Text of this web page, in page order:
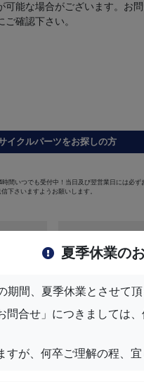
可能な場合がございます。お
ご確認下さい。
イクルパーツをお探しの方
時間いつでも受付中！当日及び翌営業日には必ず
信下さいますようお願いします。
夏季休業の
間、夏季休業とさせて頂
問合せ」につきましては
すが、何卒ご理解の程、宜